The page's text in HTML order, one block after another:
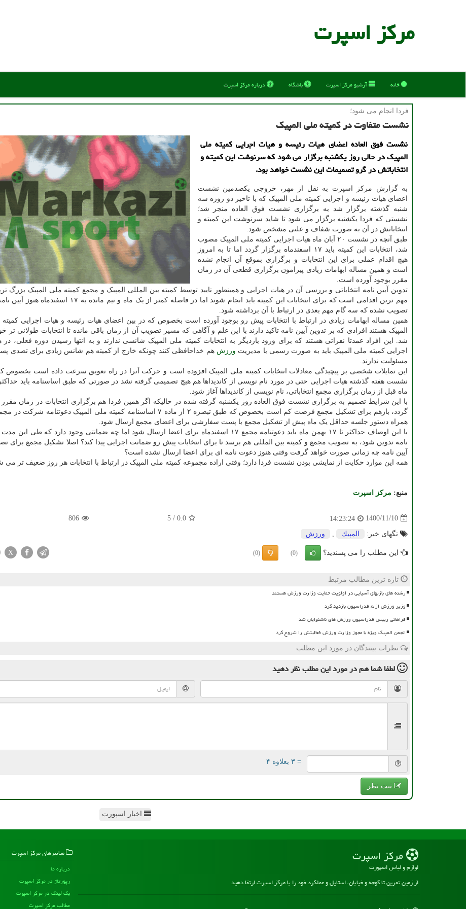
مركز اسپرت
خانه آرشیو مركز اسپرت باشگاه درباره مركز اسپرت
فردا انجام می شود؛
نشست متفاوت در کمیته ملی المپیک
نشست فوق العاده اعضای هیات رئیسه و هیات اجرایی کمیته ملی
المپیک در حالی روز یکشنبه برگزار می شود که سرنوشت این کمیته و
انتخاباتش در گرو تصمیمات این نشست خواهد بود.
به گزارش مرکز اسپرت به نقل از مهر، خروجی یکصدمین نشست
اعضای هیات رئیسه و اجرایی کمیته ملی المپیک که با تاخیر دو روزه سه
شنبه گذشته برگزار شد به برگزاری نشست فوق العاده منجر شد؛
نشستی که فردا یکشنبه برگزار می شود تا شاید سرنوشت این کمیته و
انتخاباتش در آن به صورت شفاف و علنی مشخص شود.
طبق آنچه در نشست ۲۰ آبان ماه هیات اجرایی کمیته ملی المپیک مصوب
شد، انتخابات این کمیته باید ۱۷ اسفندماه برگزار گردد اما تا به امروز
هیچ اقدام عملی برای این انتخابات و برگزاری بموقع آن انجام نشده
است و همین مساله ابهامات زیادی پیرامون برگزاری قطعی آن در زمان
مقرر بوجود آورده است.
تدوین آیین نامه انتخاباتی و بررسی آن در هیات اجرایی و همینطور تایید توسط کمیته بین المللی المپیک و مجمع کمیته ملی المپیک بزرگ
مهم ترین اقدامی است که برای انتخابات این کمیته باید انجام شوند اما در فاصله کمتر از یک ماه و نیم مانده به ۱۷
تصویب نشده که سه گام مهم بعدی در ارتباط با آن برداشته شود.
همین مساله ابهامات زیادی در ارتباط با انتخابات پیش رو بوجود آورده است بخصوص که در بین اعضای هیات رئیسه و هیات اجرایی
المپیک هستند افرادی که بر تدوین آیین نامه تاکید دارند با این علم و آگاهی که مسیر تصویب آن از زمان باقی مانده تا انتخابات طولانی تر
شد. این افراد عمدتا نفراتی هستند که برای ورود باردیگر به انتخابات کمیته ملی المپیک شانسی ندارند و به انتها رسیدن دوره فعلی، در
اجرایی کمیته ملی المپیک باید به صورت رسمی با مدیریت ورزش هم خداحافظی کنند چونکه خارج از کمیته هم شانس زیادی برای تصدی
مسئولیت ندارند.
این تمایلات شخصی بر پیچیدگی معادلات انتخابات کمیته ملی المپیک افزوده است و حرکت آنرا در راه تعویق سرعت داده است بخصوص
نشست هفته گذشته هیات اجرایی حتی در مورد نام نویسی از کاندیداها هم هیچ تصمیمی گرفته نشد در صورتی که طبق اساسنامه باید
ماه قبل از زمان برگزاری مجمع انتخاباتی، نام نویسی از کاندیداها آغاز شود.
با این شرایط تصمیم به برگزاری نشست فوق العاده روز یکشنبه گرفته شده در حالیکه اگر همین فردا هم برگزاری انتخابات در زمان مقرر
گردد، بازهم برای تشکیل مجمع فرصت کم است بخصوص که طبق تبصره ۲ از ماده ۷ اساسنامه کمیته ملی المپیک دعوتنامه شرکت
همراه دستور جلسه حداقل یک ماه پیش از تشکیل مجمع با پست سفارشی برای اعضای مجمع ارسال شود.
با این اوصاف حداکثر تا ۱۷ بهمن ماه باید دعوتنامه مجمع ۱۷ اسفندماه برای اعضا ارسال شود اما چه ضمانتی وجود دارد که طی این
نامه تدوین شود، به تصویب مجمع و کمیته بین المللی هم برسد تا برای انتخابات پیش رو ضمانت اجرایی پیدا کند؟ اصلا تشکیل مجمع برای
آیین نامه چه زمانی صورت خواهد گرفت وقتی هنوز دعوت نامه ای برای اعضا ارسال نشده است؟
همه این موارد حکایت از نمایشی بودن نشست فردا دارد؛ وقتی اراده مجموعه کمیته ملی المپیک در ارتباط با انتخابات هر روز ضعیف تر می
منبع: مركز اسپرت
1400/11/10
14:23:24
0.0
/
5
806
تگهای خبر: المپیك ورزش
این مطلب را می پسندید؟ (0)
(0)
X
تازه ترین مطالب مرتبط
رشته های بازیهای آسیایی در اولویت حمایت وزارت ورزش هستند
وزیر ورزش از ۵ فدراسیون بازدید کرد
فراهانی رییس فدراسیون ورزش های ناشنوایان شد
انجمن المپیک ویژه با مجوز وزارت ورزش فعالیتش را شروع کرد
نظرات بینندگان در مورد این مطلب
لطفا شما همدر مورد این مطلبنظر دهید
= ۳ بعلاوه ۴
ثبت نظر
اخبار اسپورت
مركز اسپرت
لوازم و لباس اسپورت
از زمین تمرین تا کوچه و خیابان، استایل و عملکرد خود را با مرکز اسپرت ارتقا دهید
میانبرهای مركز اسپرت
درباره ما
رپورتاژ در مركز اسپرت
بک لینک در مركز اسپرت
مطالب مركز اسپرت